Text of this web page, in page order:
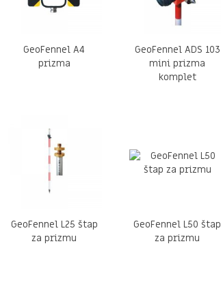
GeoFennel A4
prizma
GeoFennel ADS 103
mini prizma
komplet
GeoFennel L25 štap
za prizmu
GeoFennel L50 štap
za prizmu